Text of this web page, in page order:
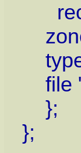
file
};
};